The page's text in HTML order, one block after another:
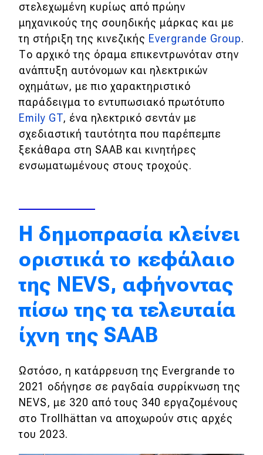
Ασφάλεια
Αγορά
Απόψεις
Test Drive
Δοκιμή
Αποστολή
Συγκρίνουμε
Αγώνες
Formula 1
WRC
Motorsport
Eco
Τεχνολογία
Mobility
Σταθμοί φόρτισης
στελεχωμένη κυρίως από πρώην
μηχανικούς της σουηδικής μάρκας και με
τη στήριξη της κινεζικής Evergrande Group.
Το αρχικό της όραμα επικεντρωνόταν στην
ανάπτυξη αυτόνομων και ηλεκτρικών
οχημάτων, με πιο χαρακτηριστικό
παράδειγμα το εντυπωσιακό πρωτότυπο
Emily GT, ένα ηλεκτρικό σεντάν με
σχεδιαστική ταυτότητα που παρέπεμπε
ξεκάθαρα στη SΑΑΒ και κινητήρες
ενσωματωμένους στους τροχούς.
Η δημοπρασία κλείνει
οριστικά το κεφάλαιο
της NEVS, αφήνοντας
πίσω της τα τελευταία
ίχνη της SΑΑΒ
Ωστόσο, η κατάρρευση της Evergrande το
2021 οδήγησε σε ραγδαία συρρίκνωση της
NEVS, με 320 από τους 340 εργαζομένους
στο Trollhättan να αποχωρούν στις αρχές
του 2023.